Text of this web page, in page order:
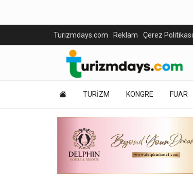
Turizmdays.com Reklam Çerez Politikası
TURİZM KONGRE FUAR